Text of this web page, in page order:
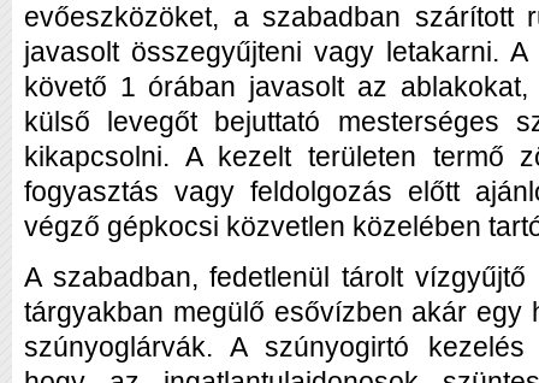
evőeszközöket, a szabadban szárított
javasolt összegyűjteni vagy letakarni.
követő 1 órában javasolt az
külső levegőt bejuttató mesterséges
kikapcsolni. A kezelt területen termő
fogyasztás vagy feldolgozás előtt
végző gépkocsi közvetlen közelében
A szabadban, fedetlenül tárolt
tárgyakban megülő esővízben akár egy
szúnyoglárvák. A szúnyogirtó kezelés